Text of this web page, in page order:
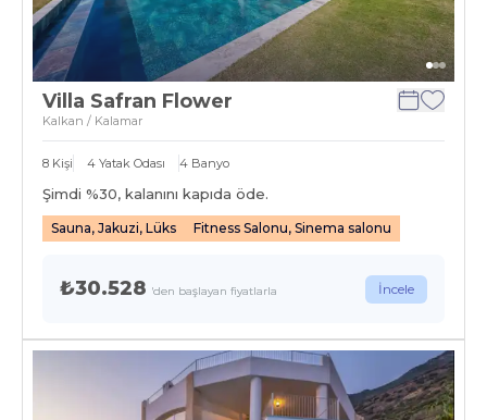
Villa Safran Flower
Kalkan / Kalamar
8 Kişi 4 Yatak Odası 4 Banyo
Şimdi %30, kalanını kapıda öde.
Sauna, Jakuzi, Lüks Fitness Salonu, Sinema salonu
₺30.528 'den başlayan fiyatlarla İncele